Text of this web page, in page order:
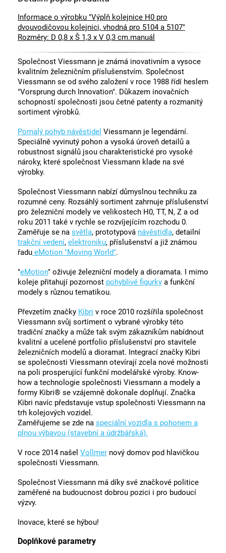
Informace o výrobku "Výplň kolejnice H0 pro
dvouvodičovou kolejnici, vhodná pro 5104 a 5107"
Rozměry: D 0,8 x Š 1,3 x V 0,3 cm.manuál
Společnost Viessmann je známá inovativním a vysoce
kvalitním železničním příslušenstvím. Společnost
Viessmann se od svého založení v roce 1988 řídí heslem
"Vorsprung durch Innovation". Důkazem inovačních
schopností společnosti jsou četné patenty a rozmanitý
sortiment výrobků.
Pomalý pohyb návěstidel Viessmann je legendární.
Speciálně vyvinutý pohon a vysoká úroveň detailů a
robustnost signálů jsou charakteristické pro vysoké
nároky, které společnost Viessmann klade na své
výrobky.
Společnost Viessmann nabízí důmyslnou techniku za
rozumné ceny. Rozsáhlý sortiment zahrnuje příslušenství
pro železniční modely ve velikostech H0, TT, N, Z a od
roku 2011 také v rychle se rozvíjejícím rozchodu 0.
Zaměřuje se na světla, prototypová návěstidla, detailní
trakční vedení, elektroniku, příslušenství a již známou
řadu eMotion "Moving World".
"eMotion" oživuje železniční modely a dioramata. I mimo
koleje přitahují pozornost pohyblivé figurky a funkční
modely s různou tematikou.
Převzetím značky Kibri v roce 2010 rozšířila společnost
Viessmann svůj sortiment o vybrané výrobky této
tradiční značky a může tak svým zákazníkům nabídnout
kvalitní a ucelené portfolio příslušenství pro stavitele
železničních modelů a dioramat. Integrací značky Kibri
se společnosti Viessmann otevírají zcela nové možnosti
na poli prosperující funkční modelářské výroby. Know-
how a technologie společnosti Viessmann a modely a
formy Kibri® se vzájemně dokonale doplňují. Značka
Kibri navíc představuje vstup společnosti Viessmann na
trh kolejových vozidel.
Zaměřujeme se zde na speciální vozidla s pohonem a
plnou výbavou (stavební a údržbářská).
V roce 2014 našel Vollmer nový domov pod hlavičkou
společnosti Viessmann.
Společnost Viessmann má díky své značkové politice
zaměřené na budoucnost dobrou pozici i pro budoucí
výzvy.
Inovace, které se hýbou!
Doplňkové parametry